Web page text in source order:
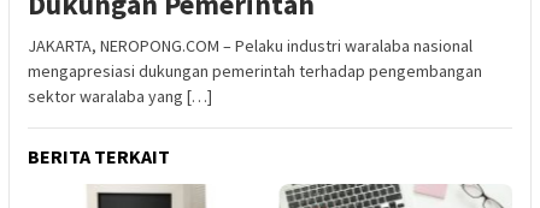
JAKARTA, NEROPONG.COM – Pelaku industri waralaba nasional
mengapresiasi dukungan pemerintah terhadap pengembangan
sektor waralaba yang […]
BERITA TERKAIT